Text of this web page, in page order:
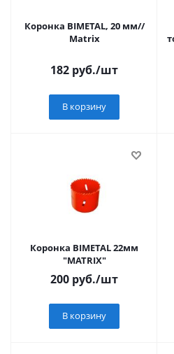
Коронка BIMETAL, 20 мм//
Matrix
182 руб./шт
В корзину
Коронка BIMETAL 22мм
"MATRIX"
200 руб./шт
В корзину